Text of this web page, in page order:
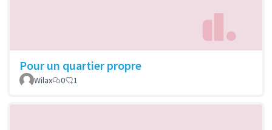
Pour un quartier propre
Wilax 0 1